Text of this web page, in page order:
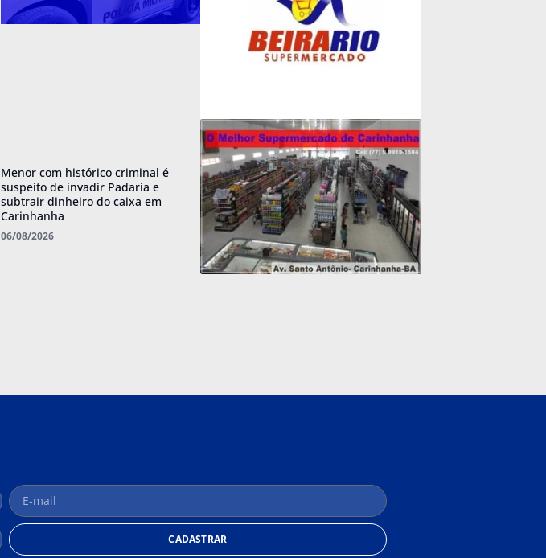
Menor com histórico criminal é
suspeito de invadir Padaria e
subtrair dinheiro do caixa em
Carinhanha
06/08/2026
CADASTRAR